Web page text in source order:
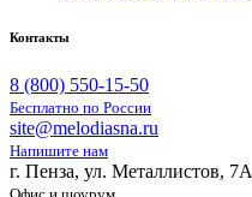
Контакты
8 (800) 550-15-50
Бесплатно по России
site@melodiasna.ru
Напишите нам
г. Пенза, ул. Металлистов, 7А